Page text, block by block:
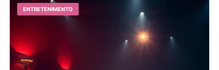
ENTRETENIMENTO